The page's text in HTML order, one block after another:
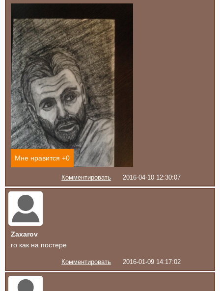
Мне нравится +0
Комментировать 2016-04-10 12:30:07
Zaxarov
го как на постере
Комментировать 2016-01-09 14:17:02